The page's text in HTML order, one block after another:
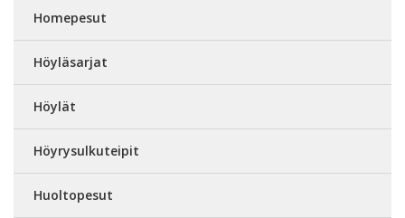
Homepesut
Höyläsarjat
Höylät
Höyrysulkuteipit
Huoltopesut